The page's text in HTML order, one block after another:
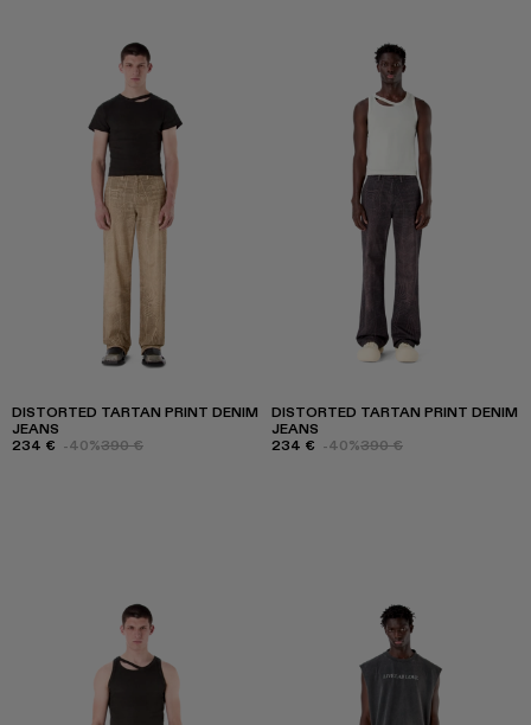
DISTORTED TARTAN PRINT DENIM
JEANS
234 € -40%390 €
DISTORTED TARTAN PRINT DENIM
JEANS
234 € -40%390 €